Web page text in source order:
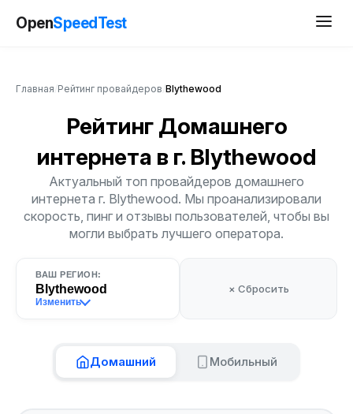
OpenSpeedTest
Главная Рейтинг провайдеров Blythewood
Рейтинг Домашнего
интернета в г. Blythewood
Актуальный топ провайдеров домашнего
интернета г. Blythewood. Мы проанализировали
скорость, пинг и отзывы пользователей, чтобы вы
могли выбрать лучшего оператора.
ВАШ РЕГИОН:
Blythewood
Изменить
× Сбросить
Домашний Мобильный